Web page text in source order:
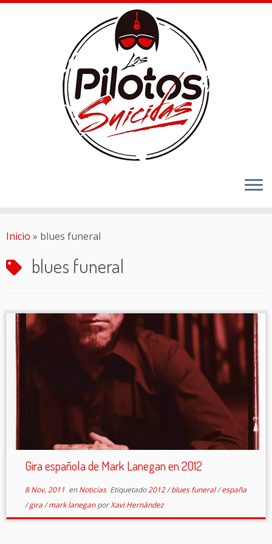
Inicio » blues funeral
blues funeral
Gira española de Mark Lanegan en 2012
8 Nov, 2011enNoticias Etiquetado2012/blues funeral/españa
/gira/mark laneganporXavi Hernández